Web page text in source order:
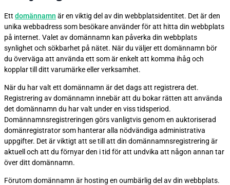
Ett domännamn är en viktig del av din webbplatsidentitet. Det är den
unika webbadress som besökare använder för att hitta din webbplats
på internet. Valet av domännamn kan påverka din webbplats
synlighet och sökbarhet på nätet. När du väljer ett domännamn bör
du överväga att använda ett som är enkelt att komma ihåg och
kopplar till ditt varumärke eller verksamhet.
När du har valt ett domännamn är det dags att registrera det.
Registrering av domännamn innebär att du bokar rätten att använda
det domännamn du har valt under en viss tidsperiod.
Domännamnsregistreringen görs vanligtvis genom en auktoriserad
domänregistrator som hanterar alla nödvändiga administrativa
uppgifter. Det är viktigt att se till att din domännamnsregistrering är
aktuell och att du förnyar den i tid för att undvika att någon annan tar
över ditt domännamn.
Förutom domännamn är hosting en oumbärlig del av din webbplats.